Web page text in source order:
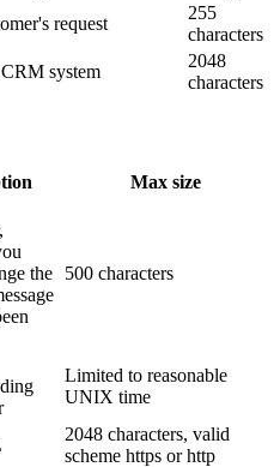
request
255
characters
system
2048
characters
Max size
the
500 characters
Limited to reasonable
UNIX time
2048 characters, valid
scheme https or http